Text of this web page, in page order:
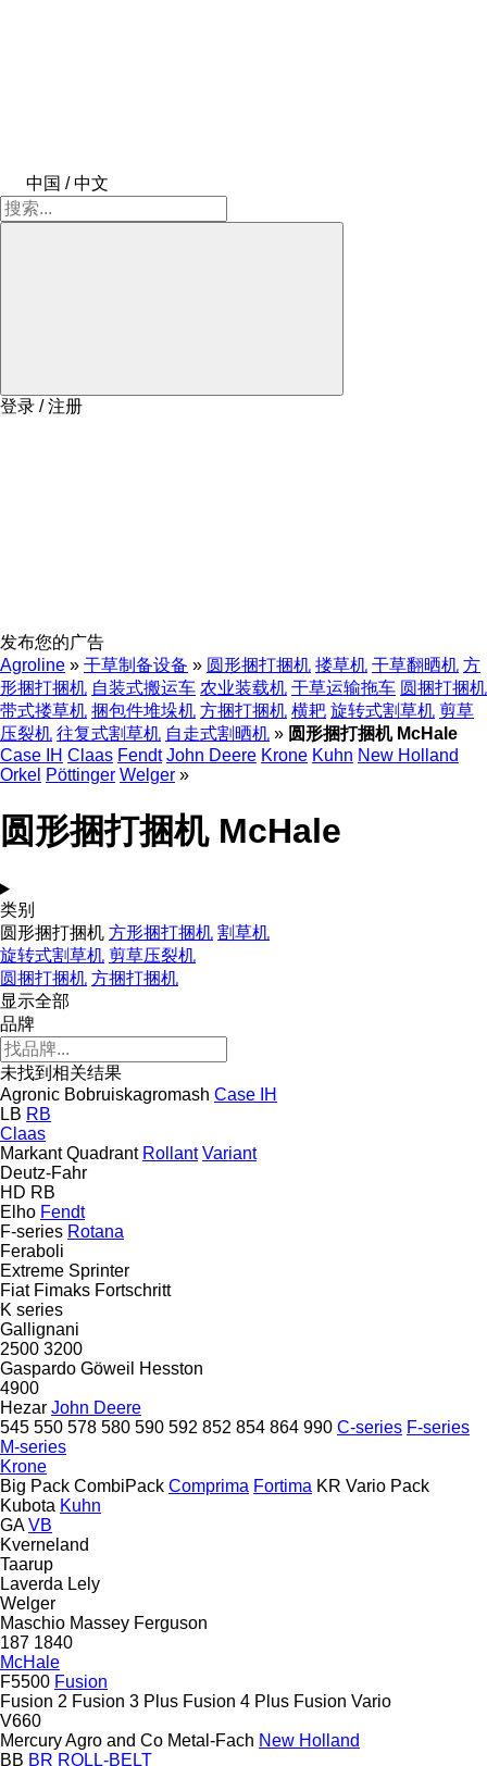
中国 / 中文
登录 / 注册
发布您的广告
Agroline » 干草制备设备 » 圆形捆打捆机 搂草机 干草翻晒机 方
形捆打捆机 自装式搬运车 农业装载机 干草运输拖车 圆捆打捆机
带式搂草机 捆包件堆垛机 方捆打捆机 横耙 旋转式割草机 剪草
压裂机 往复式割草机 自走式割晒机 » 圆形捆打捆机 McHale
Case IH Claas Fendt John Deere Krone Kuhn New Holland
Orkel Pöttinger Welger »
圆形捆打捆机 McHale
类别
圆形捆打捆机 方形捆打捆机 割草机
旋转式割草机 剪草压裂机
圆捆打捆机 方捆打捆机
显示全部
品牌
未找到相关结果
Agronic Bobruiskagromash Case IH
LB RB
Claas
Markant Quadrant Rollant Variant
Deutz-Fahr
HD RB
Elho Fendt
F-series Rotana
Feraboli
Extreme Sprinter
Fiat Fimaks Fortschritt
K series
Gallignani
2500 3200
Gaspardo Göweil
Hesston
4900
Hezar John Deere
545 550 578 580 590 592 852 854 864 990 C-series F-series
M-series
Krone
Big Pack CombiPack Comprima Fortima KR Vario Pack
Kubota Kuhn
GA VB
Kverneland
Taarup
Laverda Lely
Welger
Maschio Massey Ferguson
187 1840
McHale
F5500 Fusion
Fusion 2 Fusion 3 Plus Fusion 4 Plus Fusion Vario
V660
Mercury Agro and Co Metal-Fach New Holland
BB BR ROLL-BELT